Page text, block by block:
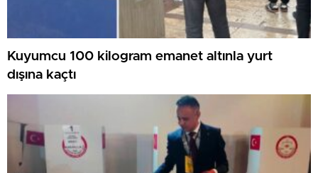
Kuyumcu 100 kilogram emanet altınla yurt
dışına kaçtı